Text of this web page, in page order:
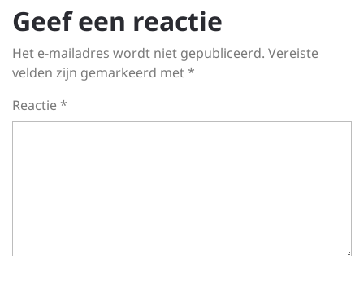
Geef een reactie
Het e-mailadres wordt niet gepubliceerd. Vereiste
velden zijn gemarkeerd met*
Reactie*